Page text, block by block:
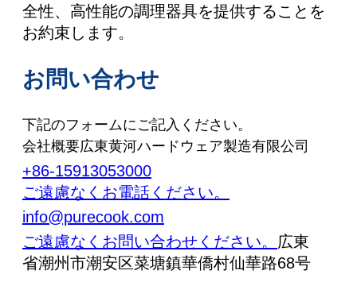
全性、高性能の調理器具を提供することを
お約束します。
お問い合わせ
下記のフォームにご記入ください。
会社概要広東黄河ハードウェア製造有限公司
+86-15913053000
ご遠慮なくお電話ください。
info@purecook.com
ご遠慮なくお問い合わせください。 広東
省潮州市潮安区菜塘鎮華僑村仙華路68号